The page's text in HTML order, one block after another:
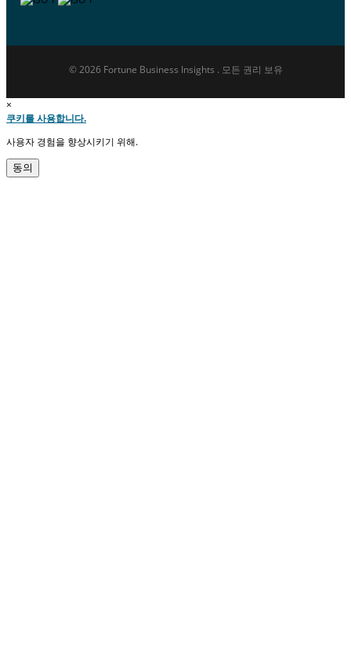
© 2026 Fortune Business Insights . 모든 권리 보유
×
쿠키를 사용합니다.
사용자 경험을 향상시키기 위해.
동의